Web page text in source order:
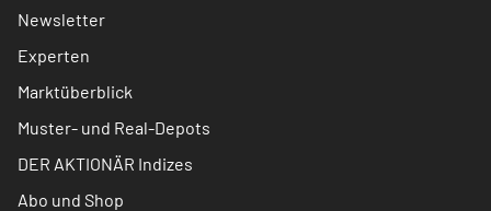
Newsletter
Experten
Marktüberblick
Muster- und Real-Depots
DER AKTIONÄR Indizes
Abo und Shop